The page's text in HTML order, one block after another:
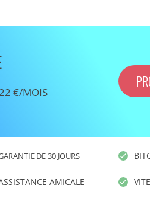
€/MOIS
DE 30 JOURS
AMICALE